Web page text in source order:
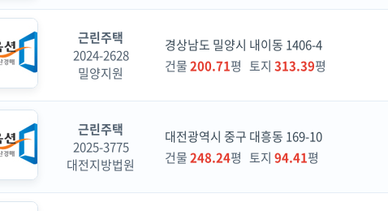
근린주택
2024-2628
밀양지원
경상남도 밀양시 내이동 1406-4
건물200.71평 토지 313.39평
근린주택
2025-3775
대전지방법원
대전광역시 중구 대흥동 169-10
건물248.24평 토지 94.41평